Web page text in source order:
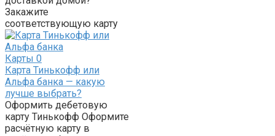
Закажите
соответствующую карту
Карты 0
Карта Тинькофф или
Альфа банка — какую
лучше выбрать?
Оформить дебетовую
карту Тинькофф Оформите
расчётную карту в